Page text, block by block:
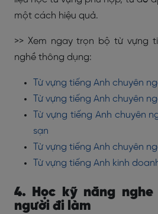
một cách hiệu quả.
>> Xem ngay trọn bộ từ vựng
nghề thông dụng:
Từ vựng tiếng Anh chuyên
Từ vựng tiếng Anh chuyên
Từ vựng tiếng Anh chuyên
sạn
Từ vựng tiếng Anh chuyên
Từ vựng tiếng Anh kinh
4. Học kỹ năng
người đi làm